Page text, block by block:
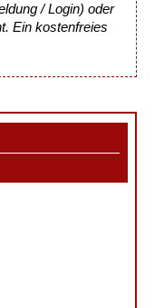
/ Login) oder
Ein kostenfreies